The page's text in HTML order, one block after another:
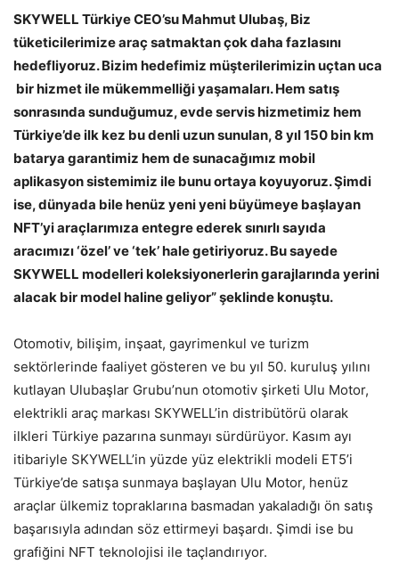
SKYWELL Türkiye CEO’su Mahmut Ulubaş, Biz
tüketicilerimize araç satmaktan çok daha fazlasını
hedefliyoruz. Bizim hedefimiz müşterilerimizin uçtan uca
bir hizmet ile mükemmelliği yaşamaları. Hem satış
sonrasında sunduğumuz, evde servis hizmetimiz hem
Türkiye’de ilk kez bu denli uzun sunulan, 8 yıl 150 bin km
batarya garantimiz hem de sunacağımız mobil
aplikasyon sistemimiz ile bunu ortaya koyuyoruz. Şimdi
ise, dünyada bile henüz yeni yeni büyümeye başlayan
NFT’yi araçlarımıza entegre ederek sınırlı sayıda
aracımızı ‘özel’ ve ‘tek’ hale getiriyoruz. Bu sayede
SKYWELL modelleri koleksiyonerlerin garajlarında yerini
alacak bir model haline geliyor” şeklinde konuştu.
Otomotiv, bilişim, inşaat, gayrimenkul ve turizm
sektörlerinde faaliyet gösteren ve bu yıl 50. kuruluş yılını
kutlayan Ulubaşlar Grubu’nun otomotiv şirketi Ulu Motor,
elektrikli araç markası SKYWELL’in distribütörü olarak
ilkleri Türkiye pazarına sunmayı sürdürüyor. Kasım ayı
itibariyle SKYWELL’in yüzde yüz elektrikli modeli ET5’i
Türkiye’de satışa sunmaya başlayan Ulu Motor, henüz
araçlar ülkemiz topraklarına basmadan yakaladığı ön satış
başarısıyla adından söz ettirmeyi başardı. Şimdi ise bu
grafiğini NFT teknolojisi ile taçlandırıyor.